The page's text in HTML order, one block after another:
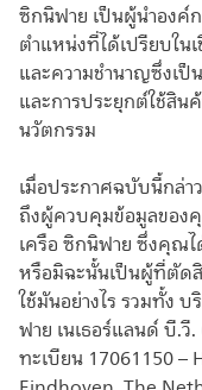
ซิกนิฟาย เป็นผู้นำองค์
ตำแหน่งที่ได้เปรียบใน
และความชำนาญซึ่งเ
และการประยุกต์ใช้สิน
นวัตกรรม
เมื่อประกาศฉบับนี้กล่าว
ถึงผู้ควบคุมข้อมูลของ
เครือ ซิกนิฟาย ซึ่งคุณ
หรือมิฉะนั้นเป็นผู้ที่ตัด
ใช้มันอย่างไร รวมทั้ง
ฟาย เนเธอร์แลนด์ บี.วี
ทะเบียน 17061150 –